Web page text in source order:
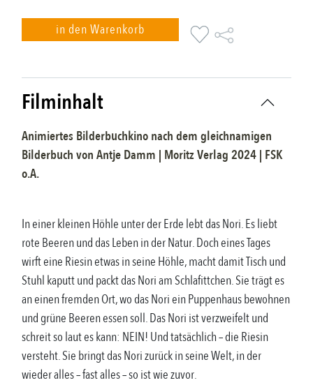
in den Warenkorb
Filminhalt
Animiertes Bilderbuchkino nach dem gleichnamigen
Bilderbuch vonAntje Damm | Moritz Verlag 2024 | FSK
o.A.
In einer kleinen Höhle unter der Erde lebt das Nori. Es liebt
rote Beeren und das Leben in der Natur. Doch eines Tages
wirft eine Riesin etwas in seine Höhle, macht damit Tisch und
Stuhl kaputt und packt das Nori am Schlafittchen. Sie trägt es
an einen fremden Ort, wo das Nori ein Puppenhaus bewohnen
und grüne Beeren essen soll. Das Nori ist verzweifelt und
schreit so laut es kann: NEIN! Und tatsächlich – die Riesin
versteht. Sie bringt das Nori zurück in seine Welt, in der
wieder alles – fast alles – so ist wie zuvor.